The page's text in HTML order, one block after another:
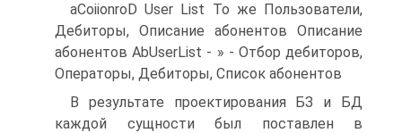
aCoiionroD User List То же Пользователи,
Дебиторы, Описание абонентов Описание
абонентов AbUserList - » - Отбор дебиторов,
Операторы, Дебиторы, Список абонентов
В результате проектирования БЗ и БД
каждой сущности был поставлен в